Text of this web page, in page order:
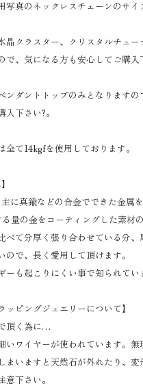
写真のネックレスチェーンのサイ
晶クラスター、クリスタルチュ
で、気になる方も安心してご購入
ンダントトップのみとなります
下さい?。
全て14kgfを使用しております。
に真鍮などの合金でできた金属
量の金をコーティングした素材の
べて分厚く張り合わせている分
ので、長く愛用して頂けます。
ーも起こりにくい事で知られてい
ッピングジュエリーについて】
頂く為に…
いワイヤーが使われています。
まいますと天然石が外れたり、変
意下さい。